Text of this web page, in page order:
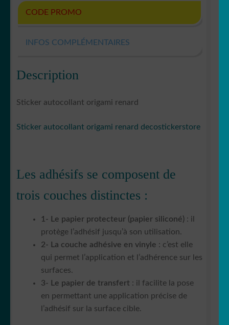
CODE PROMO
INFOS COMPLÉMENTAIRES
Description
Sticker autocollant origami renard
Sticker autocollant origami renard decostickerstore
Les adhésifs se composent de
trois couches distinctes :
1- Le papier protecteur (papier siliconé) : il
protège l’adhésif jusqu’à son utilisation.
2- La couche adhésive en vinyle : c’est elle
qui permet l’application et l’adhérence sur les
surfaces.
3- Le papier de transfert : il facilite la pose
en permettant une application précise de
l’adhésif sur la surface cible.